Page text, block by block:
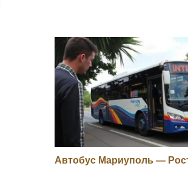
Автобус Мариуполь —